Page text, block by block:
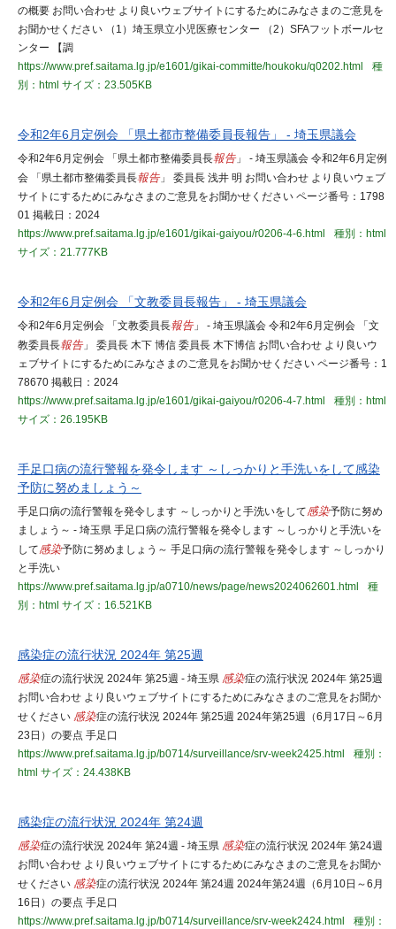
の概要 お問い合わせ より良いウェブサイトにするためにみなさまのご意見を
お聞かせください （1）埼玉県立小児医療センター （2）SFAフットボールセ
ンター 【調
https://www.pref.saitama.lg.jp/e1601/gikai-committe/houkoku/q0202.html
種
別：html サイズ：23.505KB
令和2年6月定例会 「県土都市整備委員長報告」 - 埼玉県議会
令和2年6月定例会 「県土都市整備委員長報告」 - 埼玉県議会 令和2年6月定例
会 「県土都市整備委員長報告」 委員長 浅井 明 お問い合わせ より良いウェブ
サイトにするためにみなさまのご意見をお聞かせください ページ番号：1798
01 掲載日：2024
https://www.pref.saitama.lg.jp/e1601/gikai-gaiyou/r0206-4-6.html
種別：html
サイズ：21.777KB
令和2年6月定例会 「文教委員長報告」 - 埼玉県議会
令和2年6月定例会 「文教委員長報告」 - 埼玉県議会 令和2年6月定例会 「文
教委員長報告」 委員長 木下 博信 委員長 木下博信 お問い合わせ より良いウ
ェブサイトにするためにみなさまのご意見をお聞かせください ページ番号：1
78670 掲載日：2024
https://www.pref.saitama.lg.jp/e1601/gikai-gaiyou/r0206-4-7.html
種別：html
サイズ：26.195KB
手足口病の流行警報を発令します ～しっかりと手洗いをして感染
予防に努めましょう～
手足口病の流行警報を発令します ～しっかりと手洗いをして感染予防に努め
ましょう～ - 埼玉県 手足口病の流行警報を発令します ～しっかりと手洗いを
して感染予防に努めましょう～ 手足口病の流行警報を発令します ～しっかり
と手洗い
https://www.pref.saitama.lg.jp/a0710/news/page/news2024062601.html
種
別：html サイズ：16.521KB
感染症の流行状況 2024年 第25週
感染症の流行状況 2024年 第25週 - 埼玉県 感染症の流行状況 2024年 第25週
お問い合わせ より良いウェブサイトにするためにみなさまのご意見をお聞か
せください 感染症の流行状況 2024年 第25週 2024年第25週（6月17日～6月
23日）の要点 手足口
https://www.pref.saitama.lg.jp/b0714/surveillance/srv-week2425.html
種別：
html サイズ：24.438KB
感染症の流行状況 2024年 第24週
感染症の流行状況 2024年 第24週 - 埼玉県 感染症の流行状況 2024年 第24週
お問い合わせ より良いウェブサイトにするためにみなさまのご意見をお聞か
せください 感染症の流行状況 2024年 第24週 2024年第24週（6月10日～6月
16日）の要点 手足口
https://www.pref.saitama.lg.jp/b0714/surveillance/srv-week2424.html
種別：